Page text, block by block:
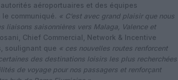
aéroportuaires et des équipes
le communiqué. « C’est avec grand plaisir que nous
liaisons saisonnières vers Malaga, Valence et
Chief Commercial, Network & Incentive
soulignant que « ces nouvelles routes renforcent
des destinations loisirs les plus recherchées
de voyage pour nos passagers et renforçant